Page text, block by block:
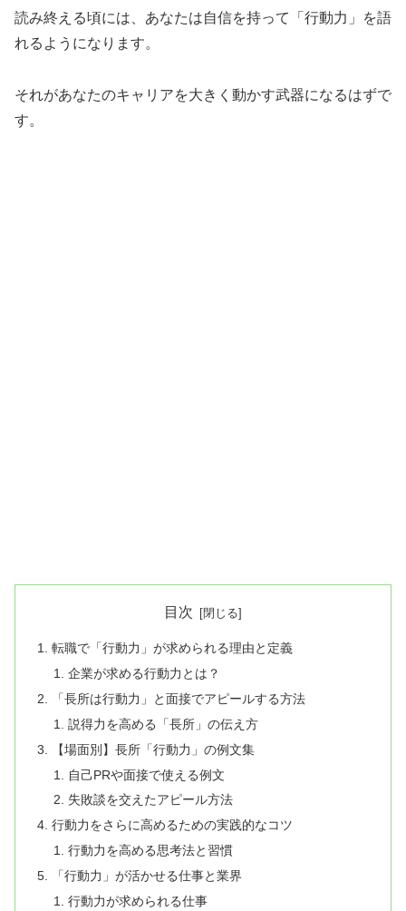
読み終える頃には、あなたは自信を持って「行動力」を語
れるようになります。
それがあなたのキャリアを大きく動かす武器になるはずで
す。
目次
転職で「行動力」が求められる理由と定義
企業が求める行動力とは？
「長所は行動力」と面接でアピールする方法
説得力を高める「長所」の伝え方
【場面別】長所「行動力」の例文集
自己PRや面接で使える例文
失敗談を交えたアピール方法
行動力をさらに高めるための実践的なコツ
行動力を高める思考法と習慣
「行動力」が活かせる仕事と業界
行動力が求められる仕事